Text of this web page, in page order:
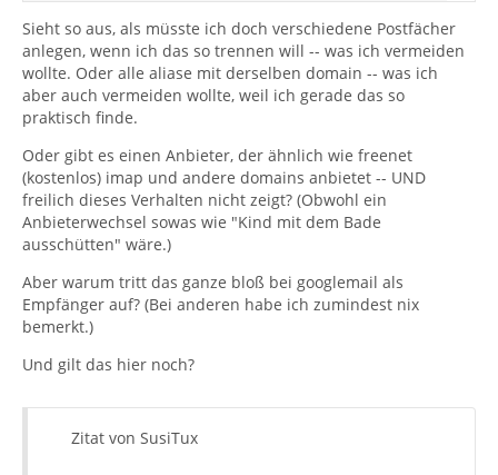
Sieht so aus, als müsste ich doch verschiedene Postfächer
anlegen, wenn ich das so trennen will -- was ich vermeiden
wollte. Oder alle aliase mit derselben domain -- was ich
aber auch vermeiden wollte, weil ich gerade das so
praktisch finde.
Oder gibt es einen Anbieter, der ähnlich wie freenet
(kostenlos) imap und andere domains anbietet -- UND
freilich dieses Verhalten nicht zeigt? (Obwohl ein
Anbieterwechsel sowas wie "Kind mit dem Bade
ausschütten" wäre.)
Aber warum tritt das ganze bloß bei googlemail als
Empfänger auf? (Bei anderen habe ich zumindest nix
bemerkt.)
Und gilt das hier noch?
Zitat von SusiTux